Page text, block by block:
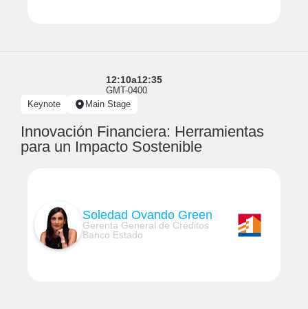
12:10a12:35
GMT-0400
Keynote
Main Stage
Innovación Financiera: Herramientas
para un Impacto Sostenible
Soledad Ovando Green
Gerenta General de Créditos
Banco Estado